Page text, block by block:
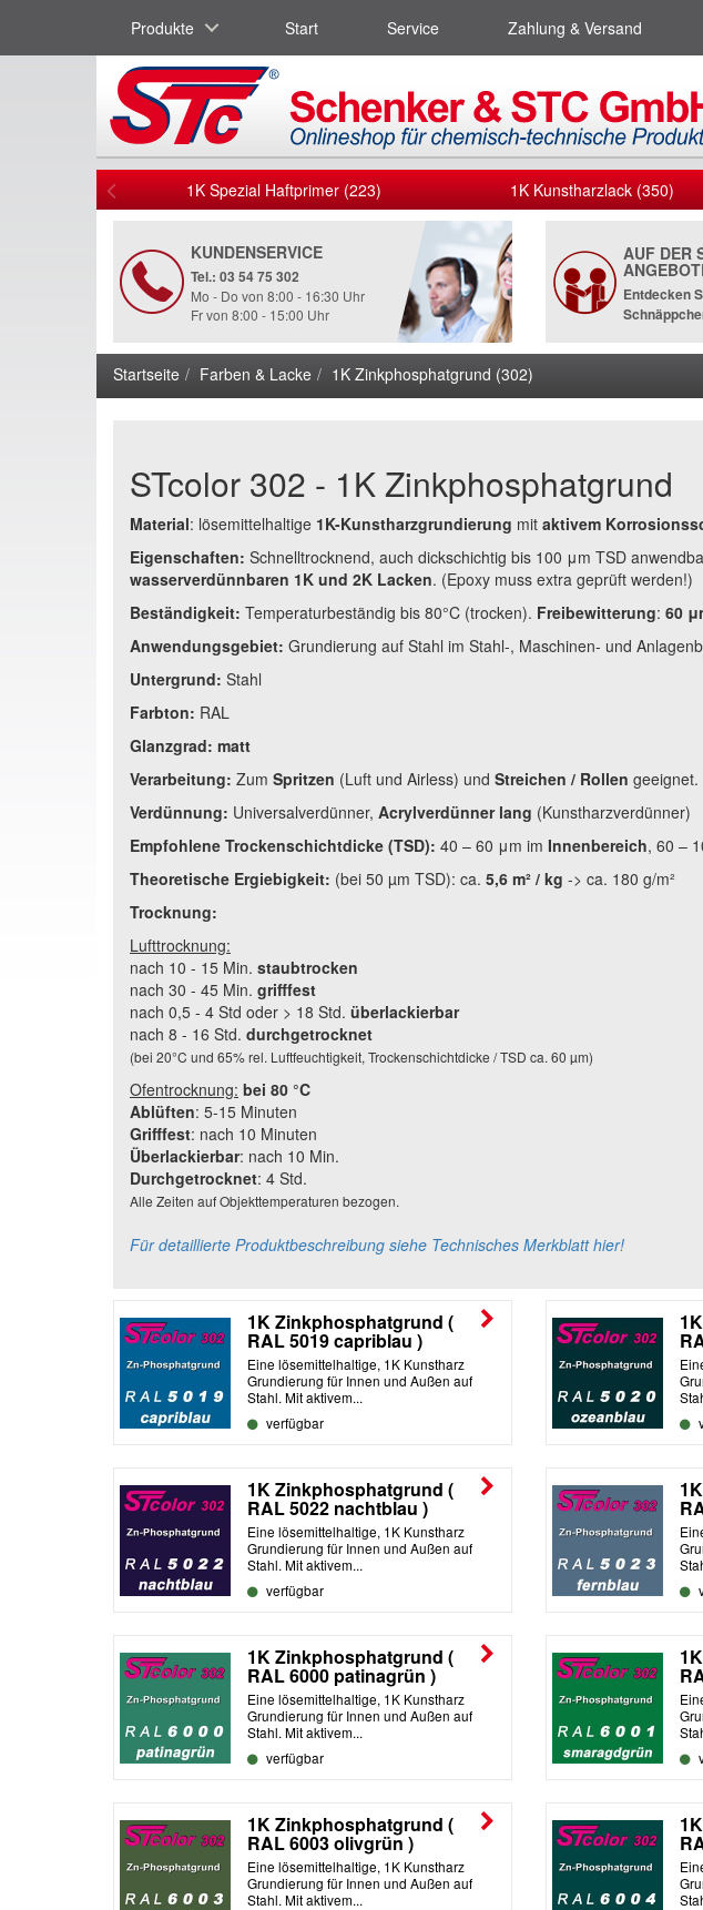
Produkte Start Service Zahlung & Versand
1K Spezial Haftprimer (223) 1K Kunstharzlack (350)
KUNDENSERVICE
Tel.: 03 54 75 302
Mo - Do von 8:00 - 16:30 Uhr
Fr von 8:00 - 15:00 Uhr
AUF DER
Entdecken
Startseite Farben & Lacke 1K Zinkphosphatgrund (302)
STcolor 302 - 1K Zinkphosphatgrund
Material: lösemittelhaltige 1K-Kunstharzgrundierung mit aktivem
Eigenschaften: Schnelltrocknend, auch dickschichtig bis 100 μm TSD
wasserverdünnbaren 1K und 2K Lacken. (Epoxy muss extra geprüft werden!)
Beständigkeit: Temperaturbeständig bis 80°C (trocken). Freibewitterung: 60
Anwendungsgebiet: Grundierung auf Stahl im Stahl-, Maschinen- und
Untergrund: Stahl
Farbton: RAL
Glanzgrad: matt
Verarbeitung: Zum Spritzen (Luft und Airless) und Streichen / Rollen geeignet.
Verdünnung: Universalverdünner, Acrylverdünner lang (Kunstharzverdünner)
Empfohlene Trockenschichtdicke (TSD): 40 – 60 μm im Innenbereich, 60 –
Theoretische Ergiebigkeit: (bei 50 µm TSD): ca. 5,6 m² / kg -> ca. 180 g/m²
Trocknung:
Lufttrocknung:
nach 10 - 15 Min. staubtrocken
nach 30 - 45 Min. grifffest
nach 0,5 - 4 Std oder > 18 Std. überlackierbar
nach 8 - 16 Std. durchgetrocknet
(bei 20°C und 65% rel. Luftfeuchtigkeit, Trockenschichtdicke / TSD ca. 60 µm)
Ofentrocknung: bei 80 °C
Ablüften: 5-15 Minuten
Grifffest: nach 10 Minuten
Überlackierbar: nach 10 Min.
Durchgetrocknet: 4 Std.
Alle Zeiten auf Objekttemperaturen bezogen.
Für detaillierte Produktbeschreibung siehe Technisches Merkblatt hier!
1K Zinkphosphatgrund (
RAL 5019 capriblau )
Eine lösemittelhaltige, 1K Kunstharz
Grundierung für Innen und Außen auf
Stahl. Mit aktivem...
verfügbar
1K Zinkphosphatgrund (
RAL 5022 nachtblau )
Eine lösemittelhaltige, 1K Kunstharz
Grundierung für Innen und Außen auf
Stahl. Mit aktivem...
verfügbar
1K Zinkphosphatgrund (
RAL 6000 patinagrün )
Eine lösemittelhaltige, 1K Kunstharz
Grundierung für Innen und Außen auf
Stahl. Mit aktivem...
verfügbar
1K Zinkphosphatgrund (
RAL 6003 olivgrün )
Eine lösemittelhaltige, 1K Kunstharz
Grundierung für Innen und Außen auf
Stahl. Mit aktivem...